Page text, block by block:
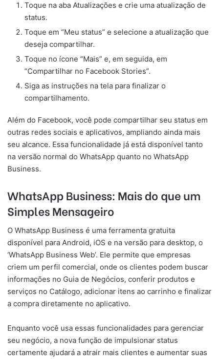
Toque na aba Atualizações e crie uma atualização de
status.
Toque em “Meu status” e selecione a atualização que
deseja compartilhar.
Toque no ícone “Mais” e, em seguida, em
“Compartilhar no Facebook Stories”.
Siga as instruções na tela para finalizar o
compartilhamento.
Além do Facebook, você pode compartilhar seu status em
outras redes sociais e aplicativos, ampliando ainda mais
seu alcance. Essa funcionalidade já está disponível tanto
na versão normal do WhatsApp quanto no WhatsApp
Business.
WhatsApp Business: Mais do que um
Simples Mensageiro
O WhatsApp Business é uma ferramenta gratuita
disponível para Android, iOS e na versão para desktop, o
‘WhatsApp Business Web’. Ele permite que empresas
criem um perfil comercial, onde os clientes podem buscar
informações no Guia de Negócios, conferir produtos e
serviços no Catálogo, adicionar itens ao carrinho e finalizar
a compra diretamente no aplicativo.
Enquanto você usa essas funcionalidades para gerenciar
seu negócio, a nova função de impulsionar status
certamente ajudará a atrair mais clientes e aumentar suas